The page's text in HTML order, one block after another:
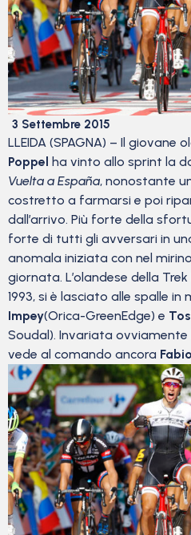
3 Settembre 2015
LLEIDA (SPAGNA) – Il giovane
Poppel ha vinto allo sprint la
Vuelta a España, nonostante
costretto a farmarsi e poi
dall’arrivo. Più forte della
forte di tutti gli avversari in
anomala iniziata con nel
giornata. L’olandese della
1993, si è lasciato alle spalle
Impey(Orica-GreenEdge) e
Soudal). Invariata ovviamente
vede al comando ancora